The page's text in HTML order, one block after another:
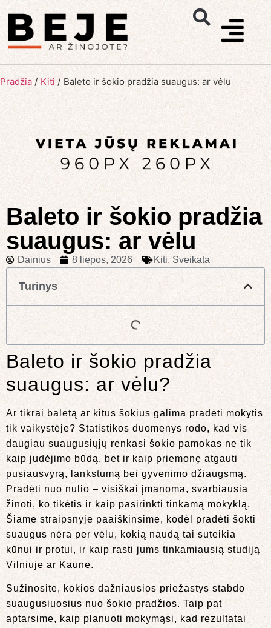
Pradžia / Kiti / Baleto ir šokio pradžia suaugus: ar vėlu
Baleto ir šokio pradžia
suaugus: ar vėlu
Dainius 8 liepos, 2026 Kiti, Sveikata
Turinys
Baleto ir šokio pradžia
suaugus: ar vėlu?
Ar tikrai baletą ar kitus šokius galima pradėti mokytis
tik vaikystėje? Statistikos duomenys rodo, kad vis
daugiau suaugusiųjų renkasi šokio pamokas ne tik
kaip judėjimo būdą, bet ir kaip priemonę atgauti
pusiausvyrą, lankstumą bei gyvenimo džiaugsmą.
Pradėti nuo nulio – visiškai įmanoma, svarbiausia
žinoti, ko tikėtis ir kaip pasirinkti tinkamą mokyklą.
Šiame straipsnyje paaiškinsime, kodėl pradėti šokti
suaugus nėra per vėlu, kokią naudą tai suteikia
kūnui ir protui, ir kaip rasti jums tinkamiausią studiją
Vilniuje ar Kaune.
Sužinosite, kokios dažniausios priežastys stabdo
suaugusiuosius nuo šokio pradžios. Taip pat
aptarsime, kaip planuoti mokymąsi, kad rezultatai